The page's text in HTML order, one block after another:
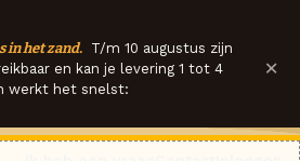
in het zand. T/m 10 augustus zijn
en kan je levering 1 tot 4
werkt het snelst:
×